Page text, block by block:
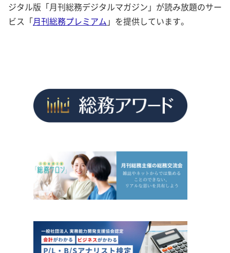
ジタル版「月刊総務デジタルマガジン」が読み放題のサー
ビス「月刊総務プレミアム 」を提供しています。